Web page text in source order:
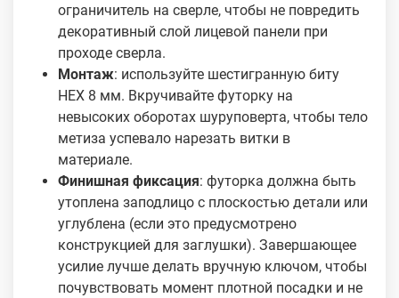
ограничитель на сверле, чтобы не повредить
декоративный слой лицевой панели при
проходе сверла.
Монтаж: используйте шестигранную биту
HEX 8 мм. Вкручивайте футорку на
невысоких оборотах шуруповерта, чтобы тело
метиза успевало нарезать витки в
материале.
Финишная фиксация: футорка должна быть
утоплена заподлицо с плоскостью детали или
углублена (если это предусмотрено
конструкцией для заглушки). Завершающее
усилие лучше делать вручную ключом, чтобы
почувствовать момент плотной посадки и не